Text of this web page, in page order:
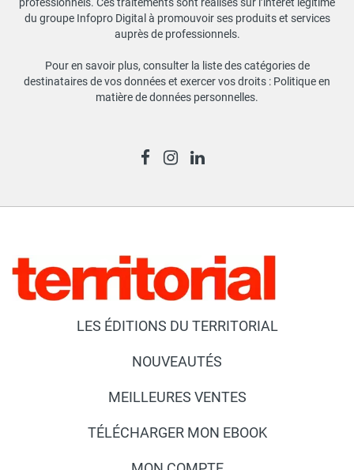
du groupe Infopro Digital à promouvoir ses produits et services
auprès de professionnels.
Pour en savoir plus, consulter la liste des catégories de
destinataires de vos données et exercer vos droits : Politique en
matière de données personnelles.
LES ÉDITIONS DU TERRITORIAL
NOUVEAUTÉS
MEILLEURES VENTES
TÉLÉCHARGER MON EBOOK